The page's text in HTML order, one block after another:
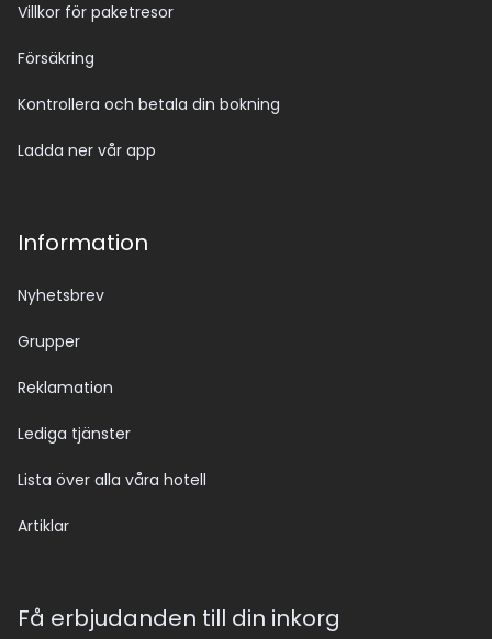
Villkor för paketresor
Försäkring
Kontrollera och betala din bokning
Ladda ner vår app
Information
Nyhetsbrev
Grupper
Reklamation
Lediga tjänster
Lista över alla våra hotell
Artiklar
Få erbjudanden till din inkorg